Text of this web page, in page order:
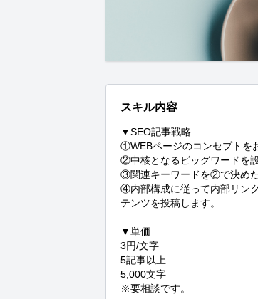
スキル内容
▼SEO記事戦略
①WEBページのコンセプトを
②中核となるビッグワードを
③関連キーワードを②で決め
④内部構成に従って内部リン
テンツを投稿します。
▼単価
3円/文字
5記事以上
5,000文字
※要相談です。